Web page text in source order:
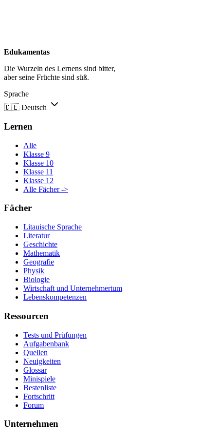
Edukamentas
Die Wurzeln des Lernens sind bitter,
aber seine Früchte sind süß.
Sprache
🇩🇪 Deutsch
Lernen
Alle
Klasse 9
Klasse 10
Klasse 11
Klasse 12
Alle Fächer ->
Fächer
Litauische Sprache
Literatur
Geschichte
Mathematik
Geografie
Physik
Biologie
Wirtschaft und Unternehmertum
Lebenskompetenzen
Ressourcen
Tests und Prüfungen
Aufgabenbank
Quellen
Neuigkeiten
Glossar
Minispiele
Bestenliste
Fortschritt
Forum
Unternehmen